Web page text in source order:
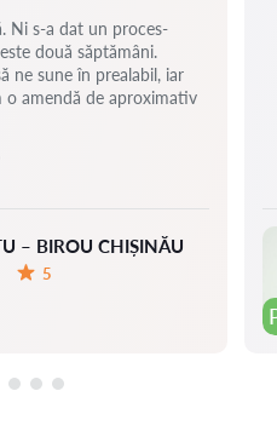
– BIROU CHIȘINĂU
5
Ni s-a dat un proces-
două săptămâni.
ne sune în prealabil, iar
o amendă de aproximativ